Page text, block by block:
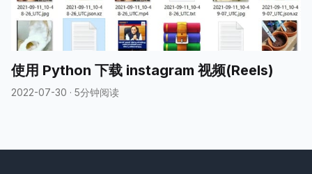
使用 Python 下载 instagram 视频(Reels)
2022-07-30 · 5分钟阅读